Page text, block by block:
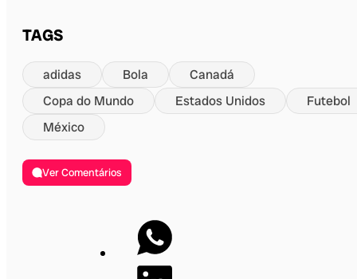
TAGS
adidas Bola
Canadá
Copa do Mundo
Estados Unidos
Futebol
México
Ver Comentários